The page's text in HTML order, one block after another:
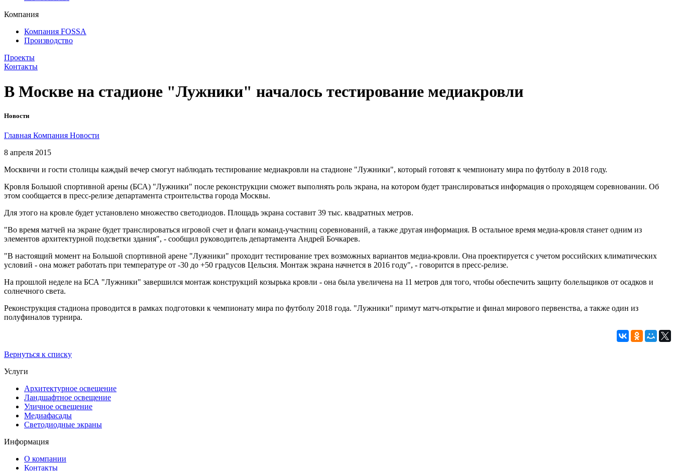
Компания
Компания FOSSA
Производство
Проекты
Контакты
В Москве на стадионе "Лужники" началось тестирование медиакровли
Новости
Главная Компания Новости
8 апреля 2015
Москвичи и гости столицы каждый вечер смогут наблюдать тестирование медиакровли на стадионе "Лужники", который готовят к чемпионату мира по футболу в 2018 году.
Кровля Большой спортивной арены (БСА) "Лужники" после реконструкции сможет выполнять роль экрана, на котором будет транслироваться информация о проходящем соревновании. Об
этом сообщается в пресс-релизе департамента строительства города Москвы.
Для этого на кровле будет установлено множество светодиодов. Площадь экрана составит 39 тыс. квадратных метров.
"Во время матчей на экране будет транслироваться игровой счет и флаги команд-участниц соревнований, а также другая информация. В остальное время медиа-кровля станет одним из
элементов архитектурной подсветки здания", - сообщил руководитель департамента Андрей Бочкарев.
"В настоящий момент на Большой спортивной арене "Лужники" проходит тестирование трех возможных вариантов медиа-кровли. Она проектируется с учетом российских климатических
условий - она может работать при температуре от -30 до +50 градусов Цельсия. Монтаж экрана начнется в 2016 году", - говорится в пресс-релизе.
На прошлой неделе на БСА "Лужники" завершился монтаж конструкций козырька кровли - она была увеличена на 11 метров для того, чтобы обеспечить защиту болельщиков от осадков и
солнечного света.
Реконструкция стадиона проводится в рамках подготовки к чемпионату мира по футболу 2018 года. "Лужники" примут матч-открытие и финал мирового первенства, а также один из
полуфиналов турнира.
Вернуться к списку
Услуги
Архитектурное освещение
Ландшафтное освещение
Уличное освещение
Медиафасады
Светодиодные экраны
Информация
О компании
Контакты